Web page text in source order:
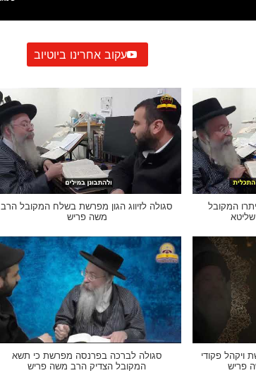
עקוב אחרינו ביוטיוב
סגולה לזיווג הגון מפרשת בשלח המקובל הרב
משה פריש
המקובל
סגולה לברכה בפרנסה מפרשת כי תשא
המקובל הצדיק הרב משה פריש
ויקהל פקודי
פריש